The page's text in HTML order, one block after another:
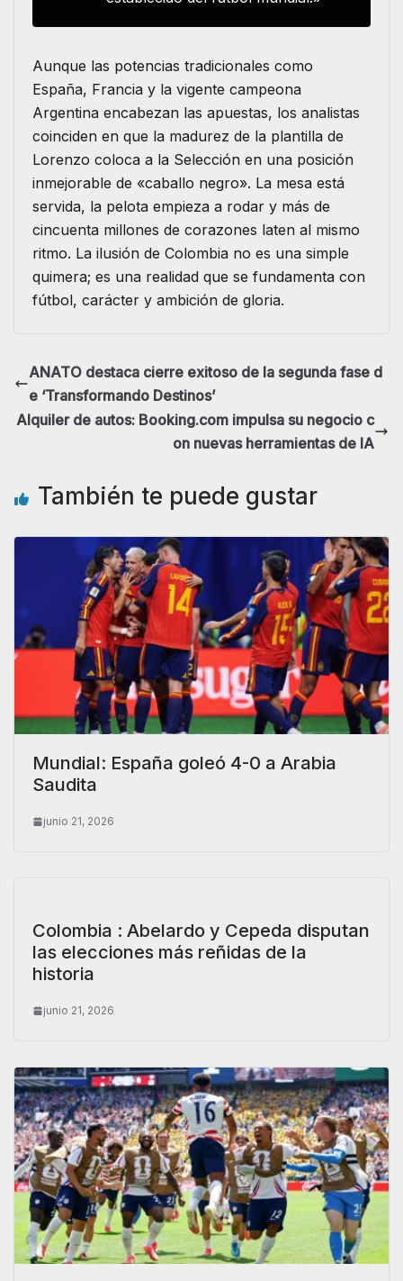
Aunque las potencias tradicionales como
España, Francia y la vigente campeona
Argentina encabezan las apuestas, los analistas
coinciden en que la madurez de la plantilla de
Lorenzo coloca a la Selección en una posición
inmejorable de «caballo negro». La mesa está
servida, la pelota empieza a rodar y más de
cincuenta millones de corazones laten al mismo
ritmo. La ilusión de Colombia no es una simple
quimera; es una realidad que se fundamenta con
fútbol, carácter y ambición de gloria.
ANATO destaca cierre exitoso de la segunda fase d
e ‘Transformando Destinos’
Alquiler de autos: Booking.com impulsa su negocio c
on nuevas herramientas de IA
También te puede gustar
Mundial: España goleó 4-0 a Arabia
Saudita
junio 21, 2026
Colombia : Abelardo y Cepeda disputan
las elecciones más reñidas de la
historia
junio 21, 2026